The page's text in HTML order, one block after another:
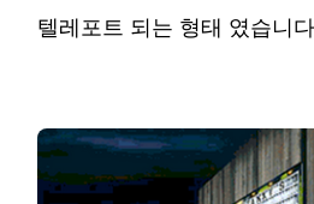
텔레포트 되는 형태 였습니